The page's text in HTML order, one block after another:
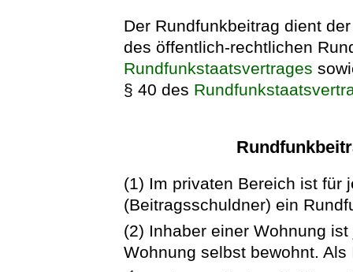
Der Rundfunkbeitrag dient
des öffentlich-rechtlichen
Rundfunkstaatsvertrages
§ 40 des
(1) Im privaten Bereich ist für
(Beitragsschuldner) ein
(2) Inhaber einer Wohnung
Wohnung selbst bewohnt.